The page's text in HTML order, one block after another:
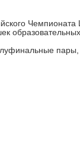
Чемпионата
пары,